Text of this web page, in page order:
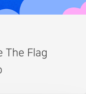
The Flag